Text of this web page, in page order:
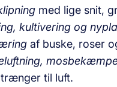
med lige snit,
kultivering og
af buske, roser
til luft.